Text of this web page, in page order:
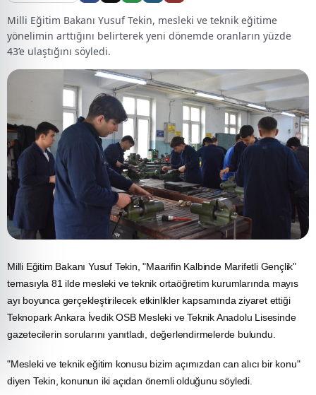
Milli Eğitim Bakanı Yusuf Tekin, mesleki ve teknik eğitime
yönelimin arttığını belirterek yeni dönemde oranların yüzde
43’e ulaştığını söyledi.
Milli Eğitim Bakanı Yusuf Tekin, "Maarifin Kalbinde Marifetli Gençlik"
temasıyla 81 ilde mesleki ve teknik ortaöğretim kurumlarında mayıs
ayı boyunca gerçekleştirilecek etkinlikler kapsamında ziyaret ettiği
TeknoparkAnkara İvedikOSBMesleki ve TeknikAnadolu Lisesinde
gazetecilerin sorularını yanıtladı, değerlendirmelerde bulundu.
"Mesleki ve teknik eğitim konusu bizim açımızdan can alıcı bir konu"
diyen Tekin, konunun iki açıdan önemli olduğunu söyledi.